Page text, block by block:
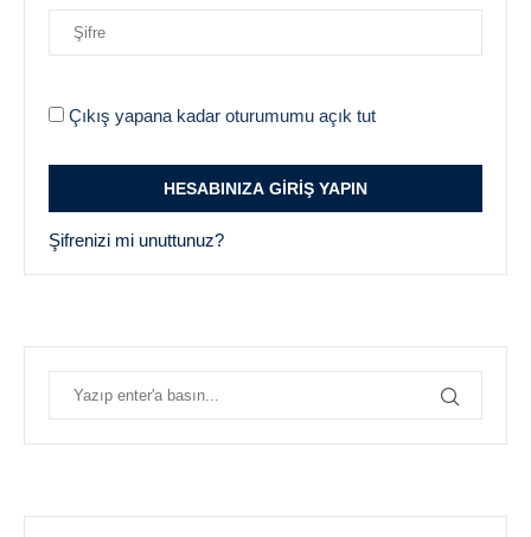
Çıkış yapana kadar oturumumu açık tut
Şifrenizi mi unuttunuz?